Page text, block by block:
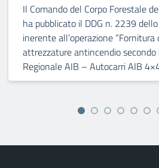
Il Comando del Corpo Forestale
ha pubblicato il DDG n. 2239
inerente all’operazione “Fornitura
attrezzature antincendio secondo
Regionale AIB – Autocarri AIB